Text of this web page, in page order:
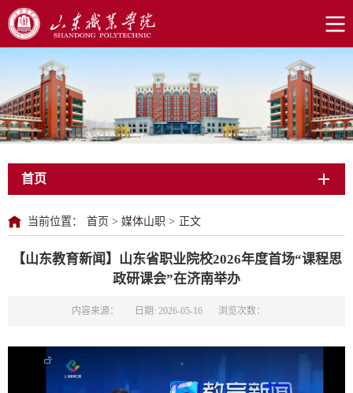
首页
当前位置： 首页 > 媒体山职 > 正文
【山东教育新闻】山东省职业院校2026年度首场“课程思
政研课会”在济南举办
内容来源： 日期: 2026-05-16 浏览次数：